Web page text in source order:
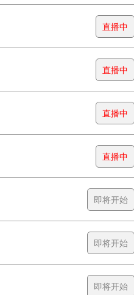
直播中
直播中
直播中
直播中
即将开始
即将开始
即将开始